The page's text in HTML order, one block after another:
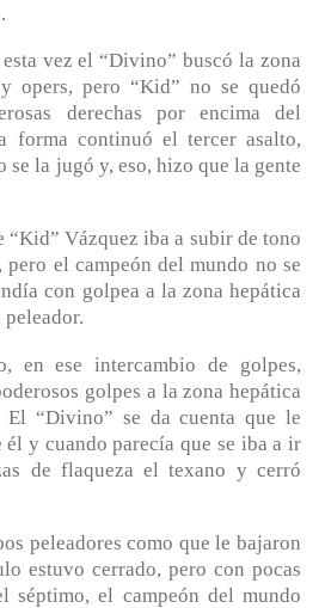
vez el “Divino” buscó la zona
opers, pero “Kid” no se quedó
derechas por encima del
forma continuó el tercer asalto,
se la jugó y, eso, hizo que la gente
“Kid” Vázquez iba a subir de tono
pero el campeón del mundo no se
con golpea a la zona hepática
en ese intercambio de golpes,
golpes a la zona hepática
El “Divino” se da cuenta que le
y cuando parecía que se iba a ir
de flaqueza el texano y cerró
peleadores como que le bajaron
estuvo cerrado, pero con pocas
séptimo, el campeón del mundo